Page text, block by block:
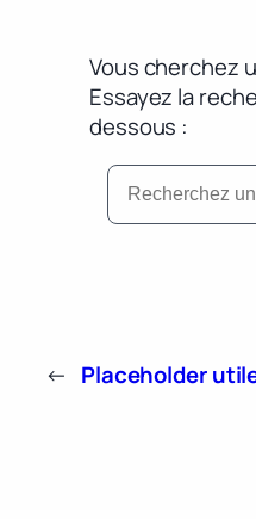
Vous cherchez
Essayez la
dessous :
← Placeholder